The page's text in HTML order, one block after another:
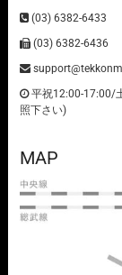
(03) 6382-6433
(03) 6382-6436
平祝12:00-17:00/
照下さい)
MAP